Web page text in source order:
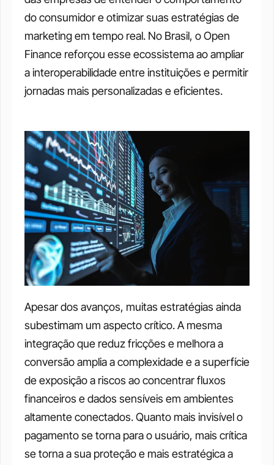
do consumidor e otimizar suas estratégias de
marketing em tempo real. No Brasil, o Open
Finance reforçou esse ecossistema ao ampliar
a interoperabilidade entre instituições e permitir
jornadas mais personalizadas e eficientes.
Apesar dos avanços, muitas estratégias ainda
subestimam um aspecto crítico. A mesma
integração que reduz fricções e melhora a
conversão amplia a complexidade e a superfície
de exposição a riscos ao concentrar fluxos
financeiros e dados sensíveis em ambientes
altamente conectados. Quanto mais invisível o
pagamento se torna para o usuário, mais crítica
se torna a sua proteção e mais estratégica a